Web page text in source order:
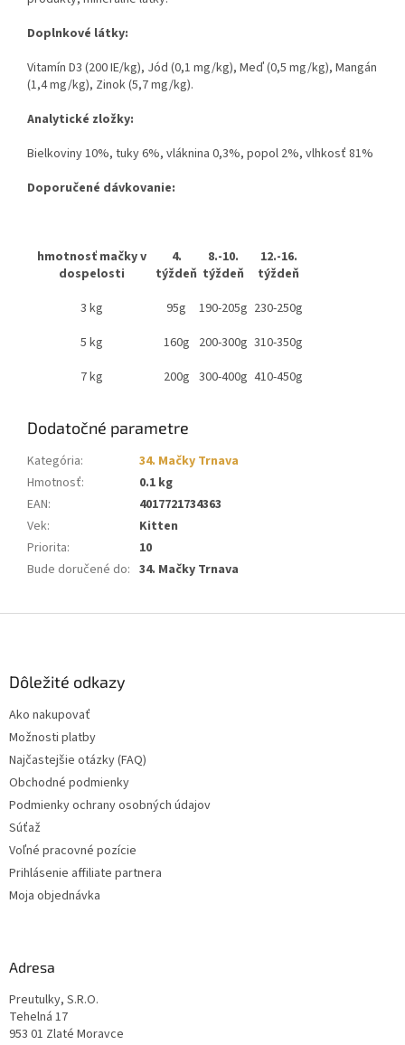
Doplnkové látky:
Vitamín D3 (200 IE/kg), Jód (0,1 mg/kg), Meď (0,5 mg/kg), Mangán
(1,4 mg/kg), Zinok (5,7 mg/kg).
Analytické zložky:
Bielkoviny 10%, tuky 6%, vláknina 0,3%, popol 2%, vlhkosť 81%
Doporučené dávkovanie:
hmotnosť mačky v
dospelosti
4.
týždeň
8.-10.
týždeň
12.-16.
týždeň
3 kg
95g 190-205g 230-250g
5 kg
160g 200-300g 310-350g
7 kg
200g 300-400g 410-450g
Dodatočné parametre
Kategória:
34. Mačky Trnava
Hmotnosť:
0.1 kg
EAN:
4017721734363
Vek:
Kitten
Priorita:
10
Bude doručené do: 34. Mačky Trnava
Dôležité odkazy
Ako nakupovať
Možnosti platby
Najčastejšie otázky (FAQ)
Obchodné podmienky
Podmienky ochrany osobných údajov
Súťaž
Voľné pracovné pozície
Prihlásenie affiliate partnera
Moja objednávka
Adresa
Preutulky, S.R.O.
Tehelná 17
953 01 Zlaté Moravce